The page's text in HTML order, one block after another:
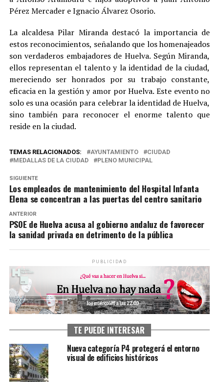
Pérez Mercader e Ignacio Álvarez Osorio.
La alcaldesa Pilar Miranda destacó la importancia de
estos reconocimientos, señalando que los homenajeados
son verdaderos embajadores de Huelva. Según Miranda,
ellos representan el talento y la identidad de la ciudad,
mereciendo ser honrados por su trabajo constante,
eficacia en la gestión y amor por Huelva. Este evento no
solo es una ocasión para celebrar la identidad de Huelva,
sino también para reconocer el enorme talento que
reside en la ciudad.
TEMAS RELACIONADOS: AYUNTAMIENTO
CIUDAD
MEDALLAS DE LA CIUDAD
PLENO MUNICIPAL
SIGUIENTE
Los empleados de mantenimiento del Hospital Infanta
Elena se concentran a las puertas del centro sanitario
ANTERIOR
PSOE de Huelva acusa al gobierno andaluz de favorecer
la sanidad privada en detrimento de la pública
PUBLICIDAD
TE PUEDE INTERESAR
Nueva categoría P4 protegerá el entorno
visual de edificios históricos